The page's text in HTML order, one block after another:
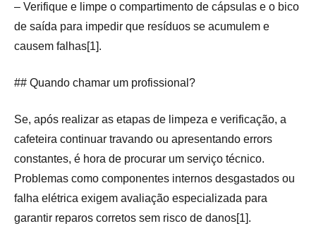
– Verifique e limpe o compartimento de cápsulas e o bico
de saída para impedir que resíduos se acumulem e
causem falhas[1].
## Quando chamar um profissional?
Se, após realizar as etapas de limpeza e verificação, a
cafeteira continuar travando ou apresentando errors
constantes, é hora de procurar um serviço técnico.
Problemas como componentes internos desgastados ou
falha elétrica exigem avaliação especializada para
garantir reparos corretos sem risco de danos[1].